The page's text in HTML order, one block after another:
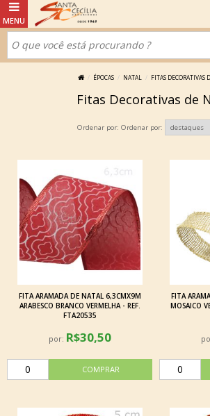
ÉPOCAS NATAL FITAS DECORATIVAS
Fitas Decorativas de
Ordenar por:
FITA ARAMADA DE NATAL 6,3CMX9M
ARABESCO BRANCO VERMELHA - REF.
FTA20535
por: R$30,50
FITA
MOSAICO